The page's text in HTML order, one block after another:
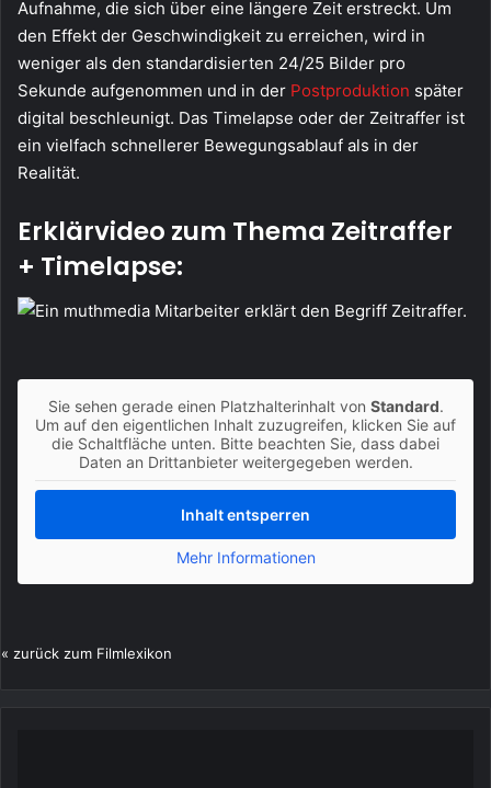
Aufnahme, die sich über eine längere Zeit erstreckt. Um
den Effekt der Geschwindigkeit zu erreichen, wird in
weniger als den standardisierten 24/25 Bilder pro
Sekunde aufgenommen und in der Postproduktion später
digital beschleunigt. Das Timelapse oder der Zeitraffer ist
ein vielfach schnellerer Bewegungsablauf als in der
Realität.
Erklärvideo zum Thema Zeitraffer
+ Timelapse:
Sie sehen gerade einen Platzhalterinhalt von Standard.
Um auf den eigentlichen Inhalt zuzugreifen, klicken Sie auf
die Schaltfläche unten. Bitte beachten Sie, dass dabei
Daten an Drittanbieter weitergegeben werden.
Inhalt entsperren
Mehr Informationen
« zurück zum Filmlexikon